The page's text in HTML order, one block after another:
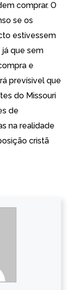
comprar. O
se os
estivessem
que sem
e
prevísivel que
do Missouri
de
na realidade
cristã